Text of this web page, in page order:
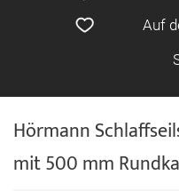
Hörmann
mit 500 mm
Auf